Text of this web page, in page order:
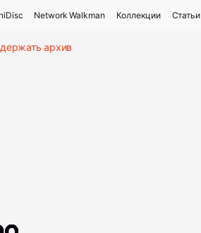
Network Walkman Коллекции Статьи
архив